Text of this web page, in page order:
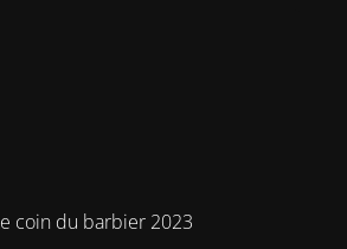
coin du barbier 2023